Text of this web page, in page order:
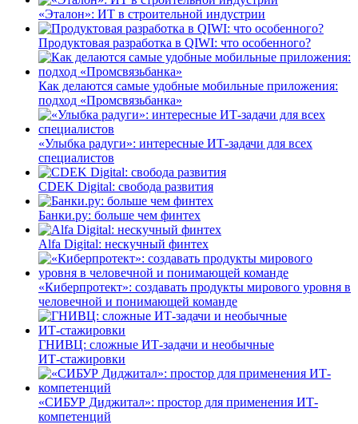
«Эталон»: ИТ в строительной индустрии
Продуктовая разработка в QIWI: что особенного?
Как делаются самые удобные мобильные приложения:
подход «Промсвязьбанка»
«Улыбка радуги»: интересные ИТ-задачи для всех
специалистов
CDEK Digital: свобода развития
Банки.ру: больше чем финтех
Alfa Digital: нескучный финтех
«Киберпротект»: создавать продукты мирового уровня в
человечной и понимающей команде
ГНИВЦ: сложные ИТ‑задачи и необычные
ИТ‑стажировки
«СИБУР Диджитал»: простор для применения ИТ-
компетенций